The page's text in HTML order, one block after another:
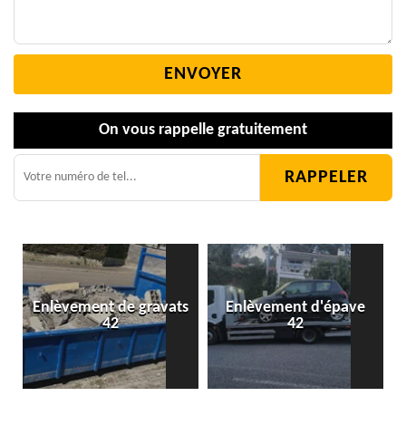
On vous rappelle gratuitement
Enlèvement de gravats
42
Enlèvement d'épave
42